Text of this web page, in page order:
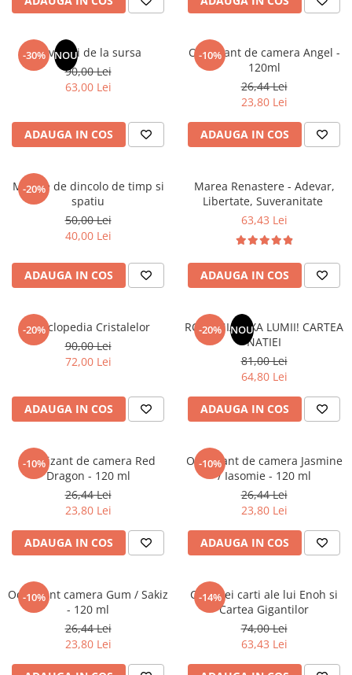
Literatura Scolara
Lecturi Scolare
Lumea Copilariei
Ma pregatesc pentru scoala
Manuale - Carte Scolara
Clasa a II-a
Clasa a IV-a
Clasa a V-a
Clasa a VI-a
Clasa a VIII-a
Clasa I
Limbi Straine
Povesti
Povesti - Basme - Legende
Realitatea Augmentata
Religie pentru copii
ScienceConnection
-30% NOU
Revelatii de la sursa
90,00 Lei
63,00 Lei
ADAUGA IN COS
-10%
Odorizant de camera Angel -
120ml
26,44 Lei
23,80 Lei
ADAUGA IN COS
-20%
Mesaje de dincolo de timp si
spatiu
50,00 Lei
40,00 Lei
ADAUGA IN COS
Marea Renastere - Adevar,
Libertate, Suveranitate
63,43 Lei
ADAUGA IN COS
-20%
Enciclopedia Cristalelor
90,00 Lei
72,00 Lei
ADAUGA IN COS
-20% NOU
ROMANIA, AXA LUMII! CARTEA
NATIEI
81,00 Lei
64,80 Lei
ADAUGA IN COS
-10%
Odorizant de camera Red
Dragon - 120 ml
26,44 Lei
23,80 Lei
ADAUGA IN COS
-10%
Odorizant de camera Jasmine
/ Iasomie - 120 ml
26,44 Lei
23,80 Lei
ADAUGA IN COS
-10%
Odorizant camera Gum / Sakiz
- 120 ml
26,44 Lei
23,80 Lei
-14%
Cele trei carti ale lui Enoh si
Cartea Gigantilor
74,00 Lei
63,43 Lei